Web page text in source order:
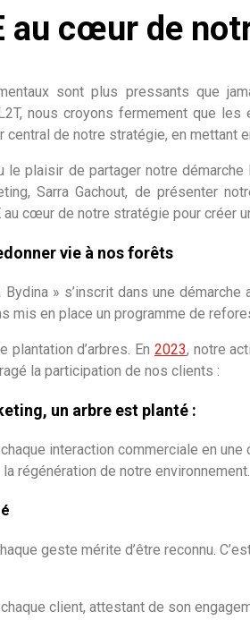
au cœur de
sont plus pressants que
nous croyons fermement que
central de notre stratégie, en mettant
le plaisir de partager notre
Sarra Gachout, de présenter
cœur de notre stratégie pour créer
vie à nos forêts
» s’inscrit dans une
mis en place un programme de
d’arbres. En 2023, notre
la participation de nos clients :
un arbre est planté :
interaction commerciale en
régénération de notre environnement.
geste mérite d’être reconnu.
client, attestant de son